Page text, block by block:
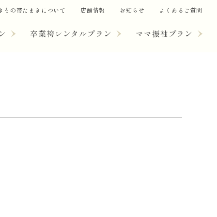
卒業袴レンタルプラン ママ振袖プラン
もの帯たまきについて 店舗情報 お知らせ よくあるご質問